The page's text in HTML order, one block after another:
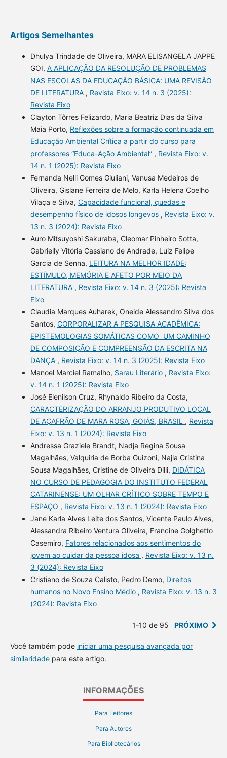
Artigos Semelhantes
Dhulya Trindade de Oliveira, MARA ELISANGELA JAPPE
GOI, A APLICAÇÃO DA RESOLUÇÃO DE PROBLEMAS
NAS ESCOLAS DA EDUCAÇÃO BÁSICA: UMA REVISÃO
DE LITERATURA , Revista Eixo: v. 14 n. 3 (2025):
Revista Eixo
Clayton Tôrres Felizardo, Maria Beatriz Dias da Silva
Maia Porto, Reflexões sobre a formação continuada em
Educação Ambiental Crítica a partir do curso para
professores “Educa-Ação Ambiental” , Revista Eixo: v.
14 n. 1 (2025): Revista Eixo
Fernanda Nelli Gomes Giuliani, Vanusa Medeiros de
Oliveira, Gislane Ferreira de Melo, Karla Helena Coelho
Vilaça e Silva, Capacidade funcional, quedas e
desempenho físico de idosos longevos , Revista Eixo: v.
13 n. 3 (2024): Revista Eixo
Auro Mitsuyoshi Sakuraba, Cleomar Pinheiro Sotta,
Gabrielly Vitória Cassiano de Andrade, Luiz Felipe
Garcia de Senna, LEITURA NA MELHOR IDADE:
ESTÍMULO, MEMÓRIA E AFETO POR MEIO DA
LITERATURA , Revista Eixo: v. 14 n. 3 (2025): Revista
Eixo
Claudia Marques Auharek, Oneide Alessandro Silva dos
Santos, CORPORALIZAR A PESQUISA ACADÊMICA:
EPISTEMOLOGIAS SOMÁTICAS COMO UM CAMINHO
DE COMPOSIÇÃO E COMPREENSÃO DA ESCRITA NA
DANÇA , Revista Eixo: v. 14 n. 3 (2025): Revista Eixo
Manoel Marciel Ramalho, Sarau Literário , Revista Eixo:
v. 14 n. 1 (2025): Revista Eixo
José Elenilson Cruz, Rhynaldo Ribeiro da Costa,
CARACTERIZAÇÃO DO ARRANJO PRODUTIVO LOCAL
DE AÇAFRÃO DE MARA ROSA, GOIÁS, BRASIL , Revista
Eixo: v. 13 n. 1 (2024): Revista Eixo
Andressa Graziele Brandt, Nadja Regina Sousa
Magalhães, Valquiria de Borba Guizoni, Najla Cristina
Sousa Magalhães, Cristine de Oliveira Dilli, DIDÁTICA
NO CURSO DE PEDAGOGIA DO INSTITUTO FEDERAL
CATARINENSE: UM OLHAR CRÍTICO SOBRE TEMPO E
ESPAÇO , Revista Eixo: v. 13 n. 1 (2024): Revista Eixo
Jane Karla Alves Leite dos Santos, Vicente Paulo Alves,
Alessandra Ribeiro Ventura Oliveira, Francine Golghetto
Casemiro, Fatores relacionados aos sentimentos do
jovem ao cuidar da pessoa idosa , Revista Eixo: v. 13 n.
3 (2024): Revista Eixo
Cristiano de Souza Calisto, Pedro Demo, Direitos
humanos no Novo Ensino Médio , Revista Eixo: v. 13 n. 3
(2024): Revista Eixo
1-10 de 95 PRÓXIMO
Você também pode iniciar uma pesquisa avançada por
similaridadepara este artigo.
INFORMAÇÕES
Para Leitores
Para Autores
Para Bibliotecários